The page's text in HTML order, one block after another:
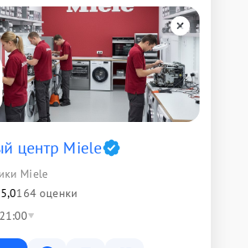
центр Miele
Miele
5,0164 оценки